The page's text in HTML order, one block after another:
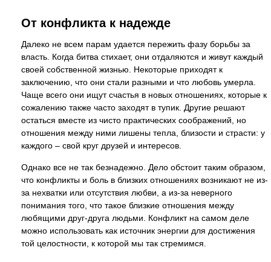
От конфликта к надежде
Далеко не всем парам удается пережить фазу борьбы за
власть. Когда битва стихает, они отдаляются и живут каждый
своей собственной жизнью. Некоторые приходят к
заключению, что они стали разными и что любовь умерла.
Чаще всего они ищут счастья в новых отношениях, которые к
сожалению также часто заходят в тупик. Другие решают
остаться вместе из чисто практических соображений, но
отношения между ними лишены тепла, близости и страсти: у
каждого – свой круг друзей и интересов.
Однако все не так безнадежно. Дело обстоит таким образом,
что конфликты и боль в близких отношениях возникают не из-
за нехватки или отсутствия любви, а из-за неверного
понимания того, что такое близкие отношения между
любящими друг-друга людьми. Конфликт на самом деле
можно использовать как источник энергии для достижения
той целостности, к которой мы так стремимся.